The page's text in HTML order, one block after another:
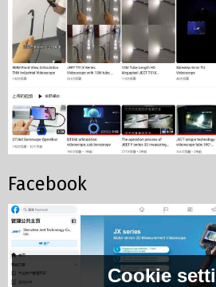
Facebook
Cookie